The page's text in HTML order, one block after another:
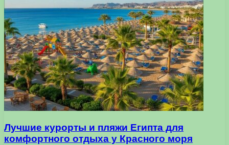
Лучшие курорты и пляжи Египта для
комфортного отдыха у Красного моря